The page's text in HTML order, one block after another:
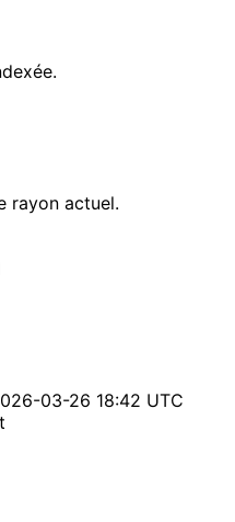
rayon actuel.
03-26 18:42 UTC